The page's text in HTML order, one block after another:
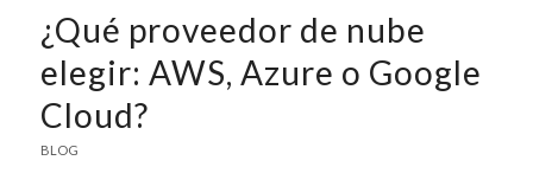
¿Qué proveedor de nube
elegir: AWS, Azure o Google
Cloud?
BLOG